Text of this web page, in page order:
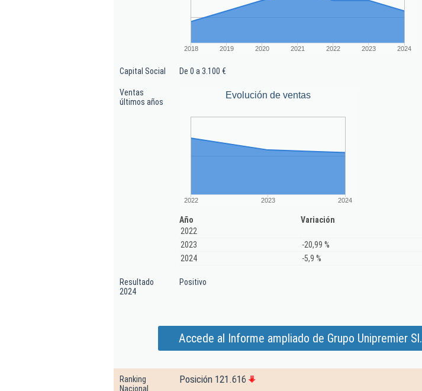
2018 2019 2020 2021 2022 2023 2024
Capital Social De 0 a 3.100 €
Ventas
últimos años
Evolución de ventas
2022 2023 2024
Año
Variación
2022
2023
-20,99 %
2024
-5,9 %
Resultado
2024
Positivo
Accede al Informe ampliado de Grupo Unipremier Sl.
Ranking
Nacional
Posición 121.616